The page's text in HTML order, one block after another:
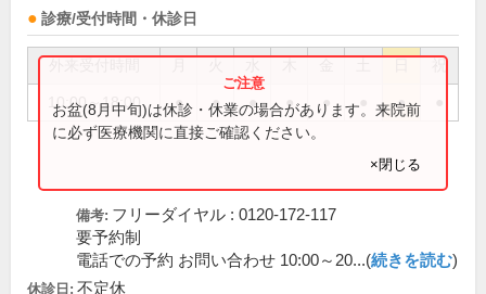
診療/受付時間・休診日
祝
10:00～18:00 ● ● ● ● ● ●
お盆(8月中旬)は休診・休業の場合があります。来院前
に必ず医療機関に直接ご確認ください。
×閉じる
備考: フリーダイヤル : 0120-172-117
要予約制
電話での予約 お問い合わせ 10:00～20...(続きを読む)
休診日: 不定休